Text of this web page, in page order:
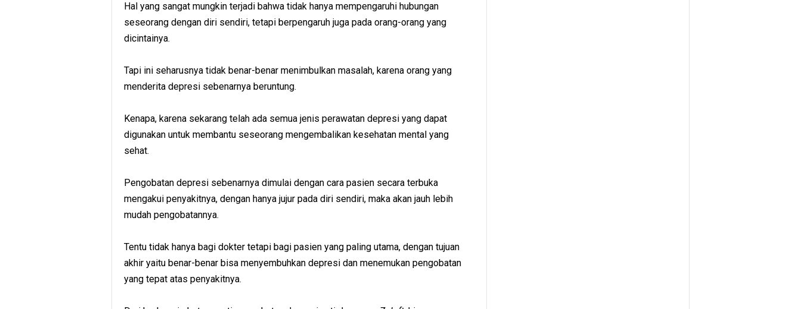
Hal yang sangat mungkin terjadi bahwa tidak hanya mempengaruhi hubungan
seseorang dengan diri sendiri, tetapi berpengaruh juga pada orang-orang yang
dicintainya.
Tapi ini seharusnya tidak benar-benar menimbulkan masalah, karena orang yang
menderita depresi sebenarnya beruntung.
Kenapa, karena sekarang telah ada semua jenis perawatan depresi yang dapat
digunakan untuk membantu seseorang mengembalikan kesehatan mental yang
sehat.
Pengobatan depresi sebenarnya dimulai dengan cara pasien secara terbuka
mengakui penyakitnya, dengan hanya jujur ​​pada diri sendiri, maka akan jauh lebih
mudah pengobatannya.
Tentu tidak hanya bagi dokter tetapi bagi pasien yang paling utama, dengan tujuan
akhir yaitu benar-benar bisa menyembuhkan depresi dan menemukan pengobatan
yang tepat atas penyakitnya.